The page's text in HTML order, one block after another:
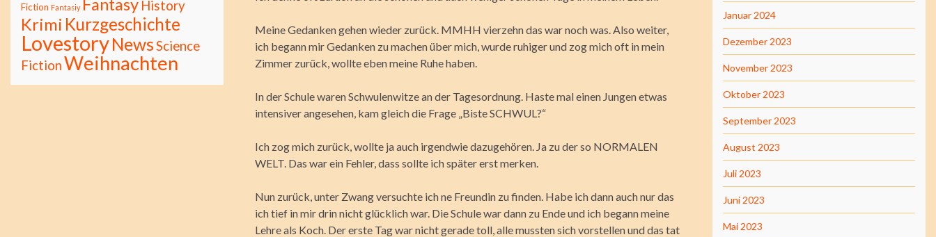
Meine Gedanken gehen wieder zurück. MMHH vierzehn das war noch was. Also weiter,
ich begann mir Gedanken zu machen über mich, wurde ruhiger und zog mich oft in mein
Zimmer zurück, wollte eben meine Ruhe haben.
In der Schule waren Schwulenwitze an der Tagesordnung. Haste mal einen Jungen etwas
intensiver angesehen, kam gleich die Frage „Biste SCHWUL?“
Ich zog mich zurück, wollte ja auch irgendwie dazugehören. Ja zu der so NORMALEN
WELT. Das war ein Fehler, dass sollte ich später erst merken.
Nun zurück, unter Zwang versuchte ich ne Freundin zu finden. Habe ich dann auch nur das
ich tief in mir drin nicht glücklich war. Die Schule war dann zu Ende und ich begann meine
Lehre als Koch. Der erste Tag war nicht gerade toll, alle mussten sich vorstellen und das tat
Fiction Fantasiy Fantasy History
Krimi Kurzgeschichte
LovestoryNewsScience
FictionWeihnachten
Januar 2024
Dezember 2023
November 2023
Oktober 2023
September 2023
August 2023
Juli 2023
Juni 2023
Mai 2023